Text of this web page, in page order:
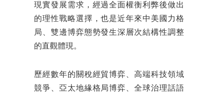
現實發展需求，經過全面權衡利弊後做出
的理性戰略選擇，也是近年來中美國力格
局、雙邊博弈態勢發生深層次結構性調整
的直觀體現。
歷經數年的關稅經貿博弈、高端科技領域
競爭、亞太地緣格局博弈、全球治理話語